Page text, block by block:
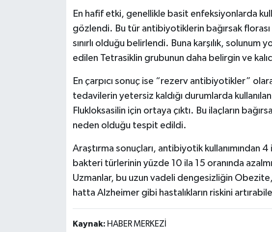
En hafif etki, genellikle basit enfeksiyonlarda
gözlendi. Bu tür antibiyotiklerin bağırsak florası
sınırlı olduğu belirlendi. Buna karşılık, solunum
edilen Tetrasiklin grubunun daha belirgin ve
En çarpıcı sonuç ise “rezerv antibiyotikler”
tedavilerin yetersiz kaldığı durumlarda
Flukloksasilin için ortaya çıktı. Bu ilaçların
neden olduğu tespit edildi.
Araştırma sonuçları, antibiyotik kullanımından 4
bakteri türlerinin yüzde 10 ila 15 oranında
Uzmanlar, bu uzun vadeli dengesizliğin
hatta Alzheimer gibi hastalıkların riskini
Kaynak: HABER MERKEZİ